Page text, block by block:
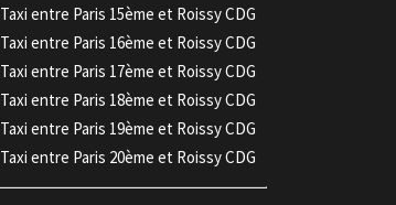
Taxi entre Paris 15ème et Roissy CDG
Taxi entre Paris 16ème et Roissy CDG
Taxi entre Paris 17ème et Roissy CDG
Taxi entre Paris 18ème et Roissy CDG
Taxi entre Paris 19ème et Roissy CDG
Taxi entre Paris 20ème et Roissy CDG